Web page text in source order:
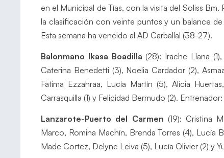
en el Municipal de Tías, con la visita del Soliss
la clasificación con veinte puntos y un balance
Esta semana ha vencido al AD Carballal (38-27).
Balonmano Ikasa Boadilla(28): Irache Llana
Caterina Benedetti (3), Noelia Cardador (2),
Fatima Ezzahraa, Lucía Martín (5), Alicia
Carrasquilla (1) y Felicidad Bermudo (2).
Lanzarote-Puerto del Carmen (19): Cristina
Marco, Romina Machín, Brenda Torres (4), Lucía
Made Cortez, Delyne Leiva (5), Lucía Olivier (2) y